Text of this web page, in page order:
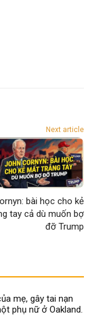
Next article
bài học cho kẻ
tay cả dù muốn bợ
đỡ Trump
mẹ, gây tai nạn
phụ nữ ở Oakland.